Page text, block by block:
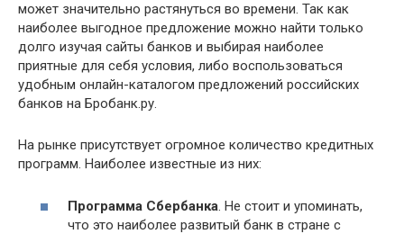
может значительно растянуться во времени. Так как
наиболее выгодное предложение можно найти только
долго изучая сайты банков и выбирая наиболее
приятные для себя условия, либо воспользоваться
удобным онлайн-каталогом предложений российских
банков на Бробанк.ру.
На рынке присутствует огромное количество кредитных
программ. Наиболее известные из них:
Программа Сбербанка. Не стоит и упоминать,
что это наиболее развитый банк в стране с